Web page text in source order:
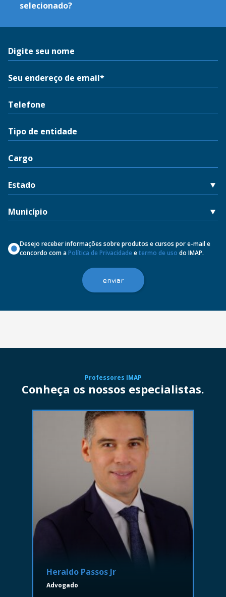
selecionado?
Desejo receber informações sobre produtos e cursos por e-mail e
concordo com aPolítica de Privacidade etermo de uso do IMAP.
Professores IMAP
Conheça os nossos especialistas.
Heraldo Passos Jr
Advogado